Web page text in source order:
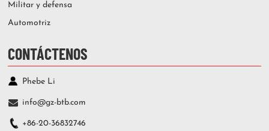
Militar y defensa
Automotriz
CONTÁCTENOS
Phebe Li
info@gz-btb.com
+86-20-36832746